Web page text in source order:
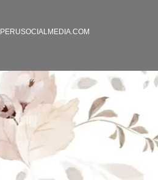
PERUSOCIALMEDIA.COM